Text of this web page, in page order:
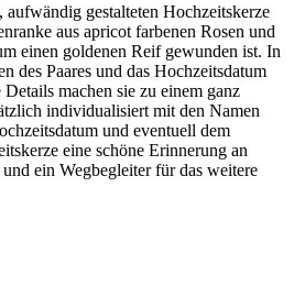
aufwändig gestalteten Hochzeitskerze
aus apricot farbenen Rosen und
einen goldenen Reif gewunden ist. In
des Paares und das Hochzeitsdatum
machen sie zu einem ganz
individualisiert mit den Namen
und eventuell dem
eine schöne Erinnerung an
ein Wegbegleiter für das weitere